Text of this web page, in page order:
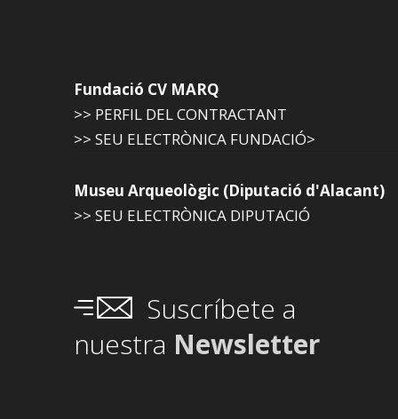
Fundació CV MARQ
>> PERFIL DEL CONTRACTANT
>> SEU ELECTRÒNICA FUNDACIÓ>
Museu Arqueològic (Diputació d'Alacant)
>> SEU ELECTRÒNICA DIPUTACIÓ
Suscríbete a
nuestra Newsletter